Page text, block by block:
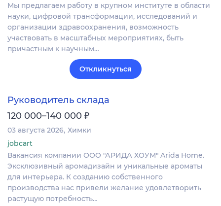
Мы предлагаем работу в крупном институте в области
науки, цифровой трансформации, исследований и
организации здравоохранения, возможность
участвовать в масштабных мероприятиях, быть
причастным к научным…
Откликнуться
Руководитель склада
120 000–140 000 ₽
03 августа 2026 Химки
jobcart
Вакансия компании ООО "АРИДА ХОУМ" Arida Home.
Эксклюзивный аромадизайн и уникальные ароматы
для интерьера. К созданию собственного
производства нас привели желание удовлетворить
растущую потребность…